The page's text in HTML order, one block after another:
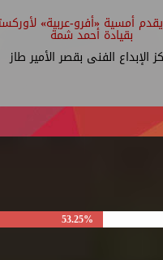
أمسية «أفرو-عربية»
بقيادة أحمد شمة
الإبداع الفنى بقصر الأمير طاز
53.25%